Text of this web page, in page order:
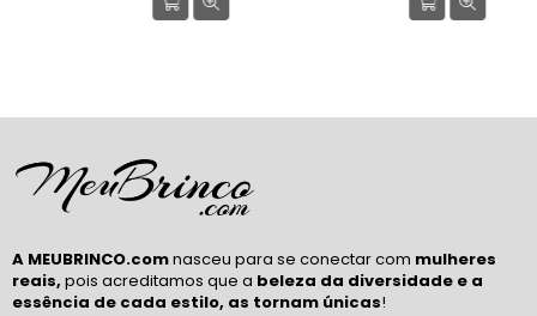
A MEUBRINCO.comnasceu para se conectar com mulheres
reais, pois acreditamos que a beleza da diversidade e a
essência de cada estilo, as tornam únicas!